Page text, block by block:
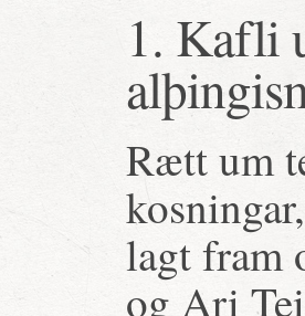
1. Kafli
Rætt um
lagt fram
og Ari